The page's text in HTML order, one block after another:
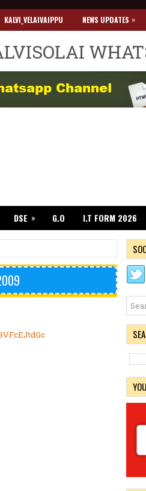
KALVI_VELAIVAIPPU NEWS UPDATES »
DSE » G.O I.T FORM 2026